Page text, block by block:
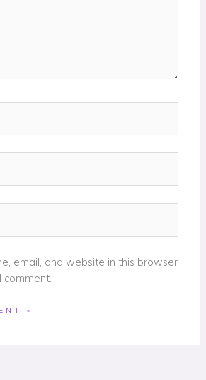
email, and website in this browser
comment.